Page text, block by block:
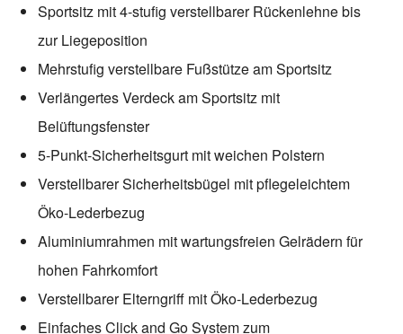
Sportsitz mit 4-stufig verstellbarer Rückenlehne bis
zur Liegeposition
Mehrstufig verstellbare Fußstütze am Sportsitz
Verlängertes Verdeck am Sportsitz mit
Belüftungsfenster
5-Punkt-Sicherheitsgurt mit weichen Polstern
Verstellbarer Sicherheitsbügel mit pflegeleichtem
Öko-Lederbezug
Aluminiumrahmen mit wartungsfreien Gelrädern für
hohen Fahrkomfort
Verstellbarer Elterngriff mit Öko-Lederbezug
Einfaches Click and Go System zum